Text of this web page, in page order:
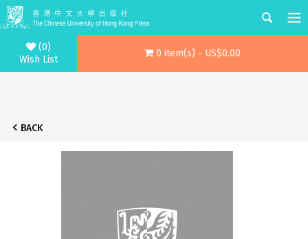
(0)
Wish List
0 item(s) - US$0.00
BACK